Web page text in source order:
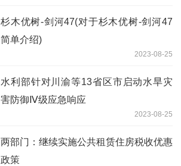
杉木优树-剑河47(对于杉木优树-剑河47
简单介绍)
2023-08-25
水利部针对川渝等13省区市启动水旱灾
害防御Ⅳ级应急响应
2023-08-25
两部门：继续实施公共租赁住房税收优惠
政策